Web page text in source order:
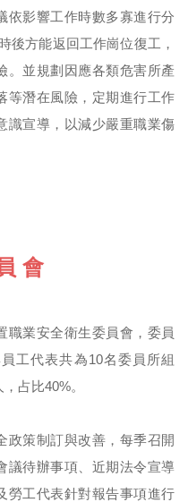
依影響工作時數多寡進行分
後方能返回工作崗位復工，
。並規劃因應各類危害所產
等潛在風險，定期進行工作
識宣導，以減少嚴重職業傷
會
職業安全衛生委員會，委員
工代表共為10名委員所組
占比40%。
政策制訂與改善，每季召開
議待辦事項、近期法令宣導
勞工代表針對報告事項進行